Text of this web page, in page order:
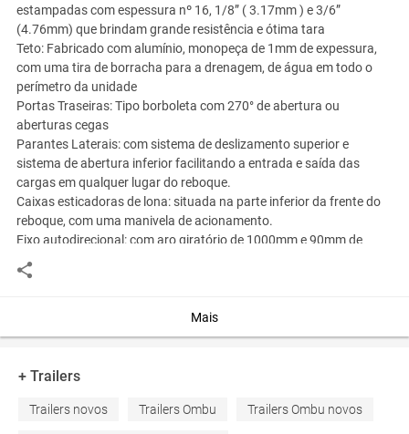
estampadas com espessura nº 16, 1/8” ( 3.17mm ) e 3/6”
(4.76mm) que brindam grande resistência e ótima tara
Teto: Fabricado com alumínio, monopeça de 1mm de expessura,
com uma tira de borracha para a drenagem, de água em todo o
perímetro da unidade
Portas Traseiras: Tipo borboleta com 270° de abertura ou
aberturas cegas
Parantes Laterais: com sistema de deslizamento superior e
sistema de abertura inferior facilitando a entrada e saída das
cargas em qualquer lugar do reboque.
Caixas esticadoras de lona: situada na parte inferior da frente do
reboque, com uma manivela de acionamento.
Eixo autodirecional: com aro giratório de 1000mm e 90mm de
expessura com dupla fileira de esferas de cromo, pulmões de trava,
levantamento e molas de pressão e amortecedores.
lubrificadas , elemento de fricção fras-le.
este anúncio é contra a política de Agroads?
Mais
+ Trailers
Trailers novos Trailers Ombu Trailers Ombu novos